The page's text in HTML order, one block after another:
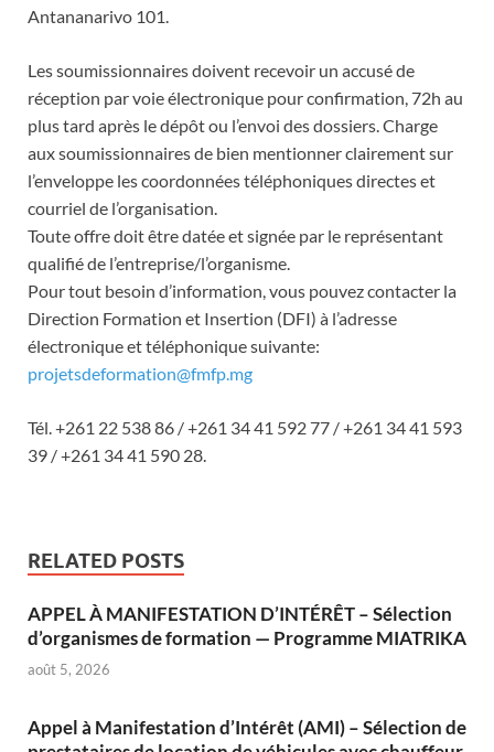
Antananarivo 101.
Les soumissionnaires doivent recevoir un accusé de
réception par voie électronique pour confirmation, 72h au
plus tard après le dépôt ou l’envoi des dossiers. Charge
aux soumissionnaires de bien mentionner clairement sur
l’enveloppe les coordonnées téléphoniques directes et
courriel de l’organisation.
Toute offre doit être datée et signée par le représentant
qualifié de l’entreprise/l’organisme.
Pour tout besoin d’information, vous pouvez contacter la
Direction Formation et Insertion (DFI) à l’adresse
électronique et téléphonique suivante:
projetsdeformation@fmfp.mg
Tél. +261 22 538 86 / +261 34 41 592 77 / +261 34 41 593
39 / +261 34 41 590 28.
RELATED POSTS
APPEL À MANIFESTATION D’INTÉRÊT – Sélection
d’organismes de formation — Programme MIATRIKA
août 5, 2026
Appel à Manifestation d’Intérêt (AMI) – Sélection de